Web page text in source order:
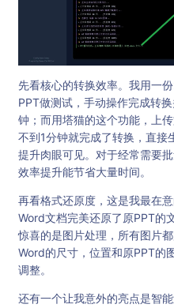
先看核心的转换效率。我用一
PPT做测试，手动操作完成转
钟；而用塔猫的这个功能，上
不到1分钟就完成了转换，直接
提升肉眼可见。对于经常需要
效率提升能节省大量时间。
再看格式还原度，这是我最在
Word文档完美还原了原PPT的
惊喜的是图片处理，所有图片
Word的尺寸，位置和原PPT的
调整。
还有一个让我意外的亮点是智